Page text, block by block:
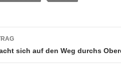
sich auf den Weg durchs